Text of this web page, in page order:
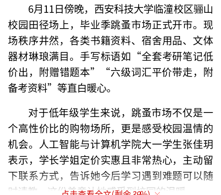
6月11日傍晚，西安科技大学临潼校区骊山
校园田径场上，毕业季跳蚤市场正式开市。现
场秩序井然，各类书籍资料、宿舍用品、文体
器材琳琅满目。手写标语如“全套考研笔记低
价出，附赠错题本”“六级词汇平价带走，附
备考资料”等直白暖心。
对于低年级学生来说，跳蚤市场不仅是一
个高性价比的购物场所，更是感受校园温情的
机会。人工智能与计算机学院大一学生张佳玥
表示，学长学姐定价实惠且非常热心，主动留
下联系方式，告诉她今后学习遇到难题可以随
时请教，这份善意让她感受到校园的温暖。